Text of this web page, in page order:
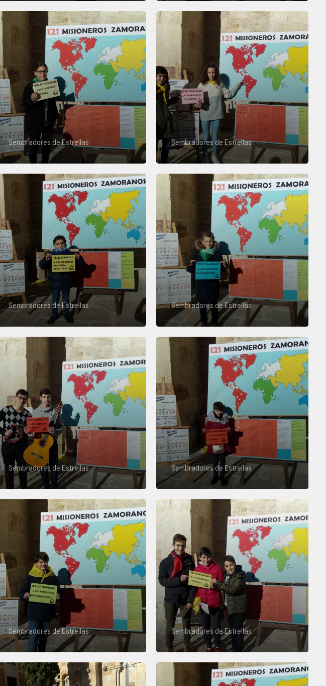
Sembradores de Estrellas Sembradores de Estrellas
Sembradores de Estrellas Sembradores de Estrellas
Sembradores de Estrellas Sembradores de Estrellas
Sembradores de Estrellas Sembradores de Estrellas